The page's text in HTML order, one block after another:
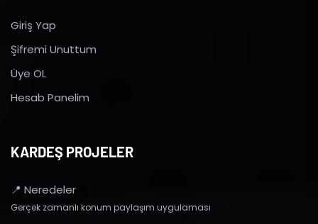
Giriş Yap
Şifremi Unuttum
Üye OL
Hesab Panelim
KARDEŞ PROJELER
📍 Neredeler
Gerçek zamanlı konum paylaşım uygulaması